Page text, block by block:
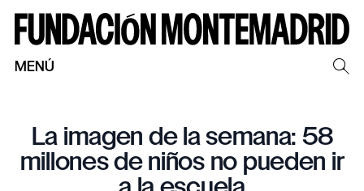
MENÚ
La imagen de la semana: 58
millones de niños no pueden ir